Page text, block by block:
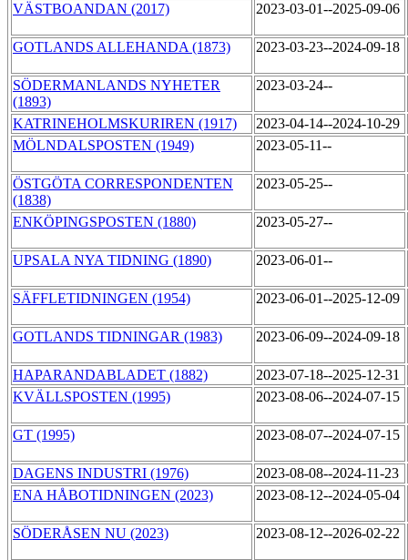
VÄSTBOANDAN (2017) 2023-03-01--2025-09-06
GOTLANDS ALLEHANDA (1873) 2023-03-23--2024-09-18
SÖDERMANLANDS NYHETER
(1893)
2023-03-24--
KATRINEHOLMSKURIREN (1917)
2023-04-14--2024-10-29
MÖLNDALSPOSTEN (1949)
2023-05-11--
ÖSTGÖTA CORRESPONDENTEN
(1838)
2023-05-25--
ENKÖPINGSPOSTEN (1880) 2023-05-27--
UPSALA NYA TIDNING (1890) 2023-06-01--
SÄFFLETIDNINGEN (1954) 2023-06-01--2025-12-09
GOTLANDS TIDNINGAR (1983) 2023-06-09--2024-09-18
HAPARANDABLADET (1882)
2023-07-18--2025-12-31
KVÄLLSPOSTEN (1995)
2023-08-06--2024-07-15
GT (1995) 2023-08-07--2024-07-15
DAGENS INDUSTRI (1976)
2023-08-08--2024-11-23
ENA HÅBOTIDNINGEN (2023)
2023-08-12--2024-05-04
SÖDERÅSEN NU (2023) 2023-08-12--2026-02-22